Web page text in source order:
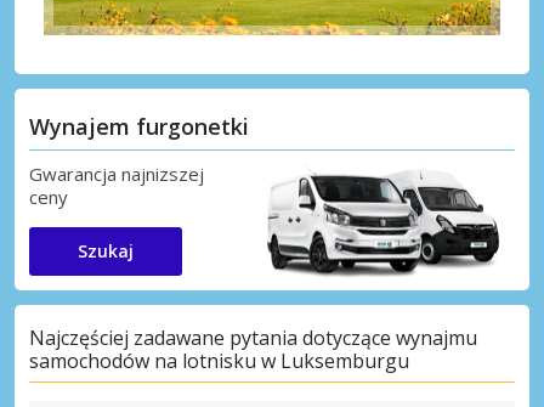
Wynajem furgonetki
Gwarancja najnizszej
ceny
Szukaj
Najczęściej zadawane pytania dotyczące wynajmu
samochodów na lotnisku w Luksemburgu